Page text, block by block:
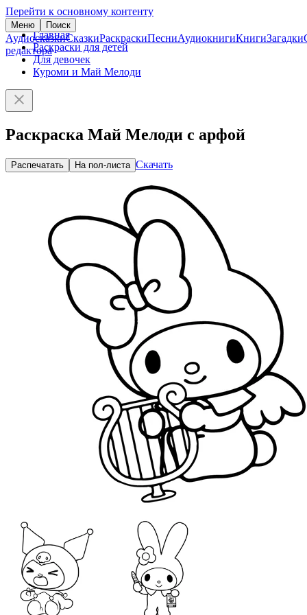
Перейти к основному контенту
Меню Поиск
АудиосказкиСказкиРаскраскиПесниАудиокнигиКнигиЗагадки
редактора
Главная
Раскраски для детей
Для девочек
Куроми и Май Мелоди
Раскраска Май Мелоди с арфой
Распечатать На пол-листа Скачать